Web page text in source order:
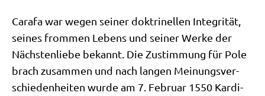
Cara­fa war wegen sei­ner dok­tri­nel­len Inte­gri­tät,
sei­nes from­men Lebens und sei­ner Wer­ke der
Näch­sten­lie­be bekannt. Die Zustim­mung für Pole
brach zusam­men und nach lan­gen Mei­nungs­ver­
schie­den­hei­ten wur­de am 7. Febru­ar 1550 Kar­di­